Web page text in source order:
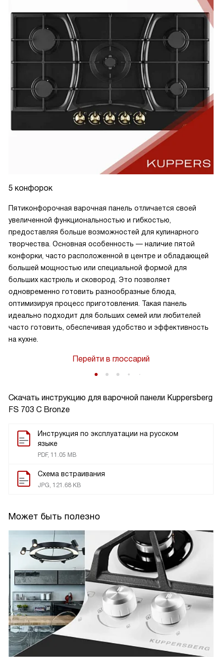
Скачать инструкцию для варочной панели Kuppersberg
FS 703 C Bronze
Инструкция по эксплуатации на русском
языке
PDF, 11.05 MB
Схема встраивания
JPG, 121.68 KB
Может быть полезно
5 конфорок
Пятиконфорочная варочная панель отличается своей
увеличенной функциональностью и гибкостью,
предоставляя больше возможностей для кулинарного
творчества. Основная особенность — наличие пятой
конфорки, часто расположенной в центре и обладающей
большей мощностью или специальной формой для
больших кастрюль и сковород. Это позволяет
одновременно готовить разнообразные блюда,
оптимизируя процесс приготовления. Такая панель
идеально подходит для больших семей или любителей
часто готовить, обеспечивая удобство и эффективность
на кухне.
Перейти в глоссарий